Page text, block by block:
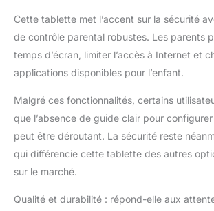
du WI-FI pour
tablette Storio
2.0
PARENTAUX :
sécurisé /
Internet et Wi-
à désactiver
tablette
Limitation du
accessibles
Cette tablette met l’accent sur la sécurité
de contrôle parental robustes. Les parents
temps d’écran, limiter l’accès à Internet et
applications disponibles pour l’enfant.
Malgré ces fonctionnalités, certains
que l’absence de guide clair pour
peut être déroutant. La sécurité reste
qui différencie cette tablette des autres
sur le marché.
Qualité et durabilité : répond-elle aux